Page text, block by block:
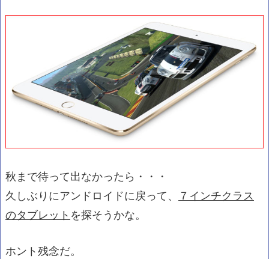
秋まで待って出なかったら・・・
久しぶりにアンドロイドに戻って、
７インチクラス
のタブレット を探そうかな。
ホント残念だ。